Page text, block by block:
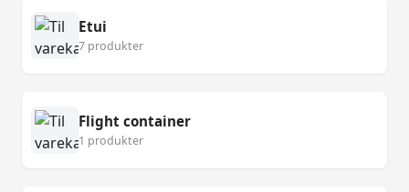
Etui
7 produkter
Flight container
1 produkter